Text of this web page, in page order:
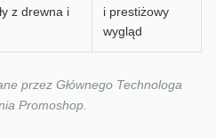
z drewna i
i prestiżowy
wygląd
przez Głównego Technologa
Promoshop.